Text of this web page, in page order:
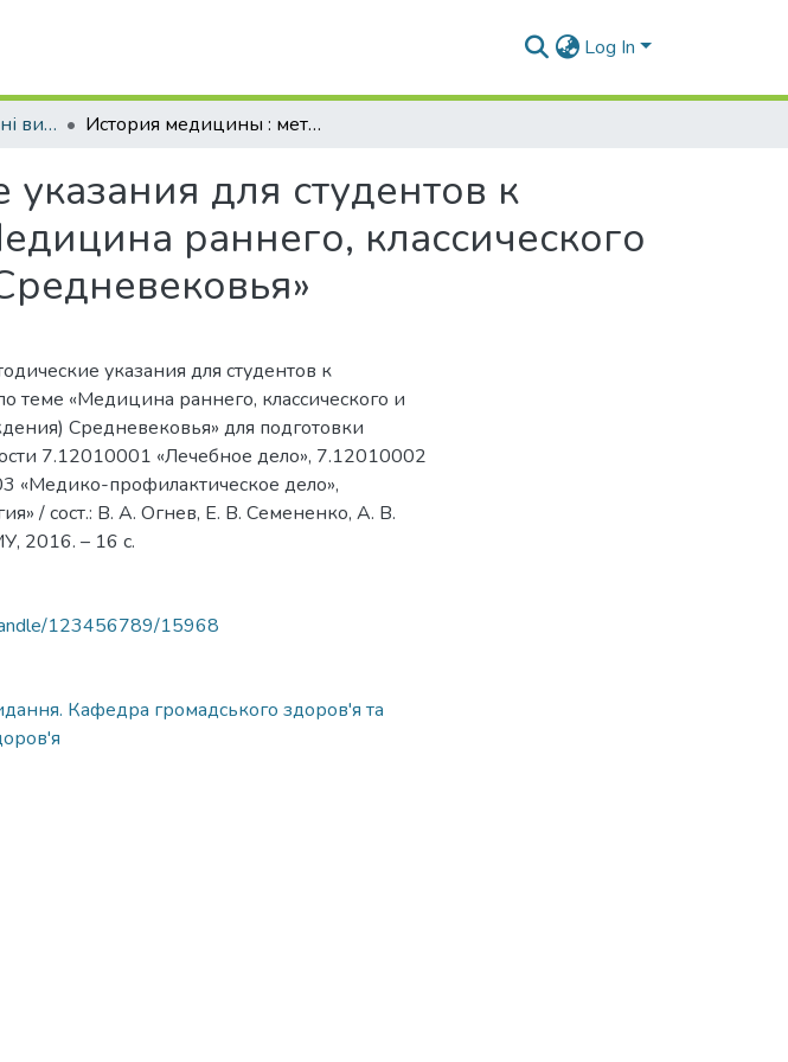
Log In
Навчально-методичні видання. Кафедра громадського здоров'я та управління охороною здоров'я История медицины : методические указания для студентов к семинарскому занятию по теме «Медицина раннего, классического и позднего (эпоха Возрождения) Средневековья»
для студентов к
раннего, классического
указания для студентов к
теме «Медицина раннего, классического и
Средневековья» для подготовки
7.12010001 «Лечебное дело», 7.12010002
«Медико-профилактическое дело»,
/ сост.: В. А. Огнев, Е. В. Семененко, А. В.
2016. – 16 с.
123456789/15968
Кафедра громадського здоров'я та